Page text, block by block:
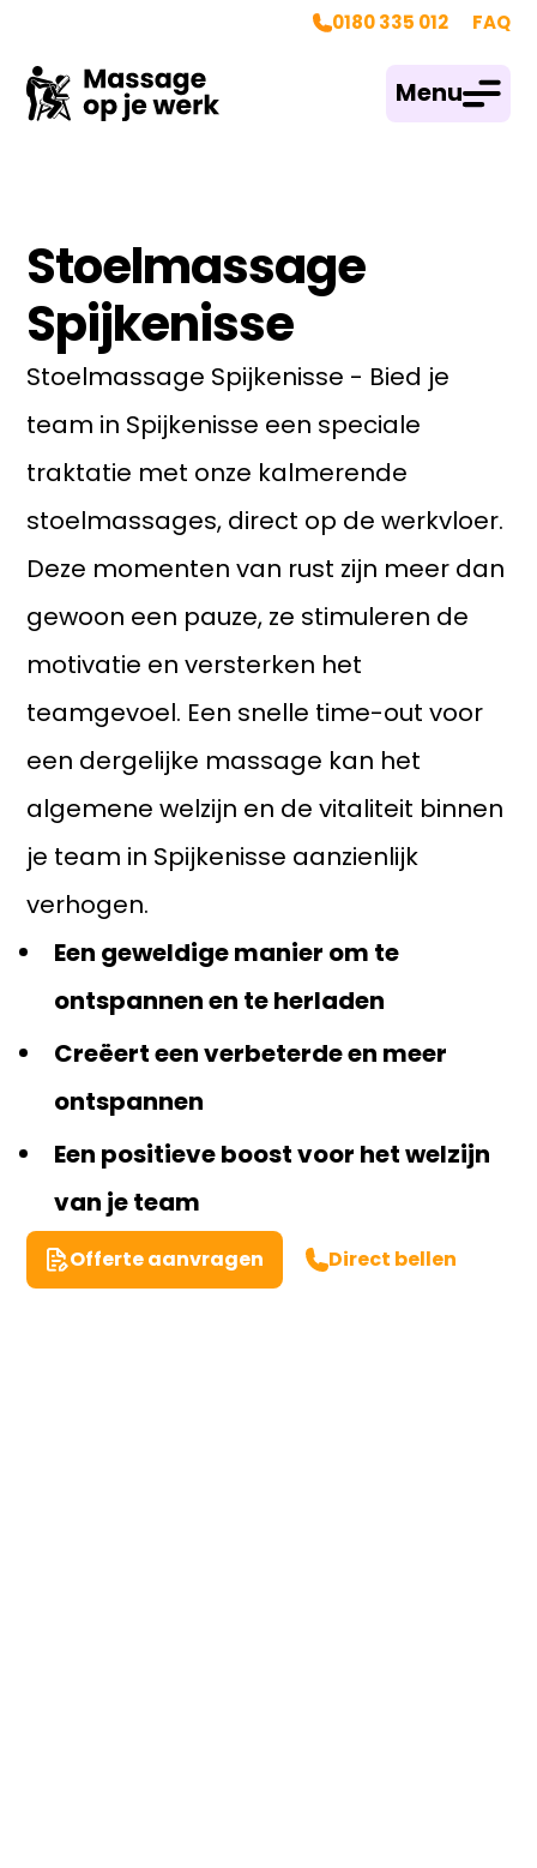
0180 335 012 FAQ
Menu
Stoelmassage
Spijkenisse
Stoelmassage Spijkenisse - Bied je
team in Spijkenisse een speciale
traktatie met onze kalmerende
stoelmassages, direct op de werkvloer.
Deze momenten van rust zijn meer dan
gewoon een pauze, ze stimuleren de
motivatie en versterken het
teamgevoel. Een snelle time-out voor
een dergelijke massage kan het
algemene welzijn en de vitaliteit binnen
je team in Spijkenisse aanzienlijk
verhogen.
Een geweldige manier om te
ontspannen en te herladen
Creëert een verbeterde en meer
ontspannen
Een positieve boost voor het welzijn
van je team
Offerte aanvragen Direct bellen